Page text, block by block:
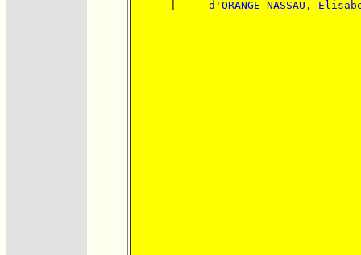
      |-----
d'ORANGE-NASSAU,